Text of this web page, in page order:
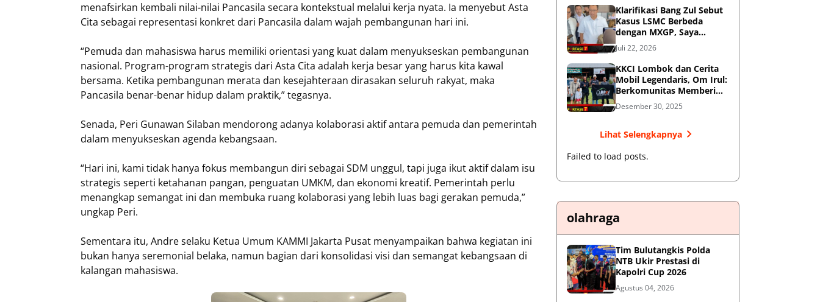
menafsirkan kembali nilai-nilai Pancasila secara kontekstual melalui kerja nyata. Ia menyebut Asta
Cita sebagai representasi konkret dari Pancasila dalam wajah pembangunan hari ini.
“Pemuda dan mahasiswa harus memiliki orientasi yang kuat dalam menyukseskan pembangunan
nasional. Program-program strategis dari Asta Cita adalah kerja besar yang harus kita kawal
bersama. Ketika pembangunan merata dan kesejahteraan dirasakan seluruh rakyat, maka
Pancasila benar-benar hidup dalam praktik,” tegasnya.
Senada, Peri Gunawan Silaban mendorong adanya kolaborasi aktif antara pemuda dan pemerintah
dalam menyukseskan agenda kebangsaan.
“Hari ini, kami tidak hanya fokus membangun diri sebagai SDM unggul, tapi juga ikut aktif dalam isu
strategis seperti ketahanan pangan, penguatan UMKM, dan ekonomi kreatif. Pemerintah perlu
menangkap semangat ini dan membuka ruang kolaborasi yang lebih luas bagi gerakan pemuda,”
ungkap Peri.
Sementara itu, Andre selaku Ketua Umum KAMMI Jakarta Pusat menyampaikan bahwa kegiatan ini
bukan hanya seremonial belaka, namun bagian dari konsolidasi visi dan semangat kebangsaan di
kalangan mahasiswa.
Klarifikasi Bang Zul Sebut
Kasus LSMC Berbeda
dengan MXGP, Saya
Dipanggil Sebagai Saksi
Juli 22, 2026
KKCI Lombok dan Cerita
Mobil Legendaris, Om Irul:
Berkomunitas Memberi
Manfaat dan Membangun
Imej Positif
Desember 30, 2025
Lihat Selengkapnya
Failed to load posts.
olahraga
Tim Bulutangkis Polda
NTB Ukir Prestasi di
Kapolri Cup 2026
Agustus 04, 2026